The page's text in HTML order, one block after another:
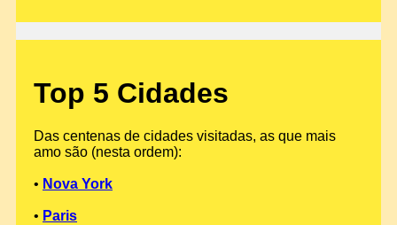
Top 5 Cidades
Das centenas de cidades visitadas, as que mais
amo são (nesta ordem):
• Nova York
• Paris